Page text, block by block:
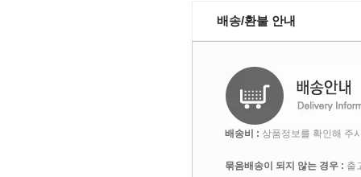
배송/환불 안내
배송비 : 상품정보를 확인해 주
묶음배송이 되지 않는 경우 : 출